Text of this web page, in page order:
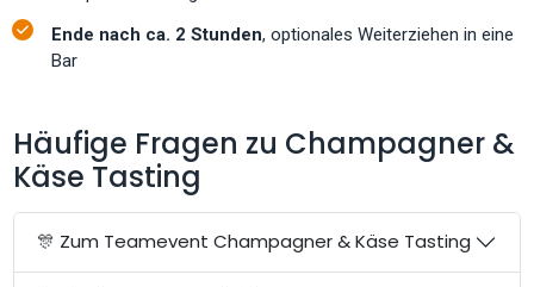
Ende nach ca. 2 Stunden, optionales Weiterziehen in eine
Bar
Häufige Fragen zu Champagner &
Käse Tasting
🎊 Zum Teamevent Champagner & Käse Tasting